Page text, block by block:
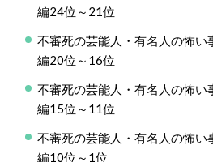
編24位～21位
不審死の芸能人・有名人の怖い
編20位～16位
不審死の芸能人・有名人の怖い
編15位～11位
不審死の芸能人・有名人の怖い
編10位～1位